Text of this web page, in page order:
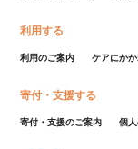
利用する
利用のご案内 ケアにか
寄付・支援する
寄付・支援のご案内 個